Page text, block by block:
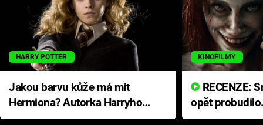
HARRY POTTER
Jakou barvu kůže má mít
Hermiona? Autorka Harryho
Pottera přišla s ráznou
KINOFILMY
opět
přichází s